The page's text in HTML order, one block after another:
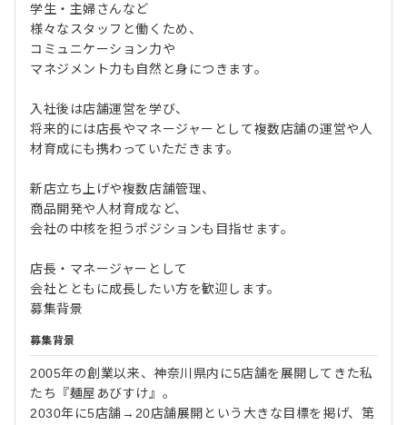
学生・主婦さんなど
様々なスタッフと働くため、
コミュニケーション力や
マネジメント力も自然と身につきます。
入社後は店舗運営を学び、
将来的には店長やマネージャーとして複数店舗の運営や人
材育成にも携わっていただきます。
新店立ち上げや複数店舗管理、
商品開発や人材育成など、
会社の中核を担うポジションも目指せます。
店長・マネージャーとして
会社とともに成長したい方を歓迎します。
募集背景
募集背景
2005年の創業以来、神奈川県内に5店舗を展開してきた私
たち『麺屋あびすけ』。
2030年に5店舗→20店舗展開という大きな目標を掲げ、第